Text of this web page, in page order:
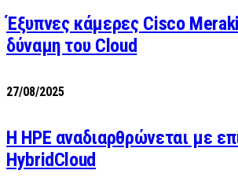
Έξυπνες κάμερες Cisco
δύναμη του Cloud
27/08/2025
H HPE αναδιαρθρώνεται με
HybridCloud